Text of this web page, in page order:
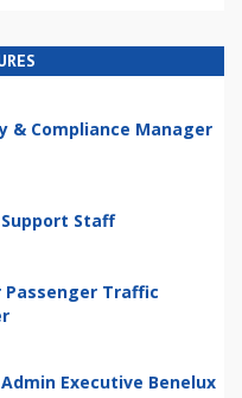
& Compliance Manager
Support Staff
Passenger Traffic
Executive Benelux